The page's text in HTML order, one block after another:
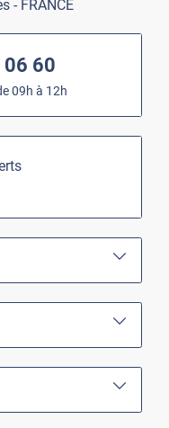
- FRANCE
60
09h à 12h